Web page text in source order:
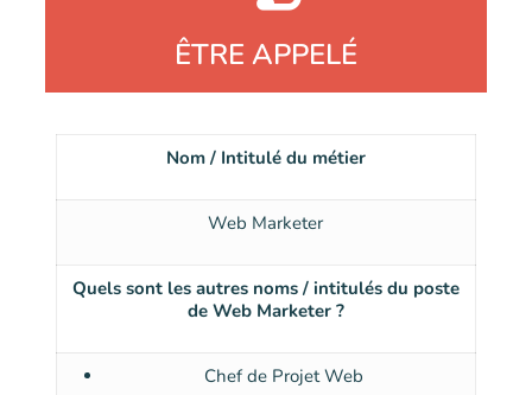
ÊTRE APPELÉ
Nom / Intitulé du métier
Web Marketer
Quels sont les autres noms / intitulés du poste
de Web Marketer ?
Chef de Projet Web